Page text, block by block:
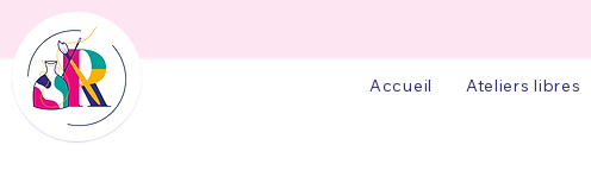
Accueil Ateliers libres